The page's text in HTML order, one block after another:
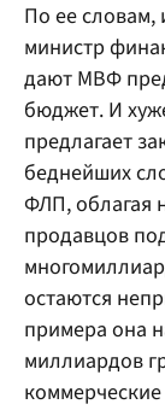
По ее словам,
министр
дают МВФ
бюджет. И
предлагает
беднейших
ФЛП, облагая
продавцов
остаются
примера она
миллиардов